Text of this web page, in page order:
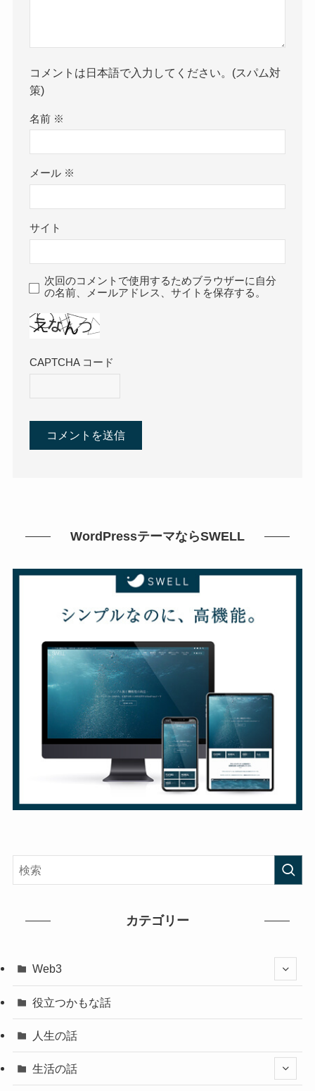
コメントは日本語で入力してください。(スパム対
策)
名前 ※
メール ※
サイト
次回のコメントで使用するためブラウザーに自分
の名前、メールアドレス、サイトを保存する。
CAPTCHA コード
WordPressテーマならSWELL
カテゴリー
Web3
役立つかもな話
人生の話
生活の話